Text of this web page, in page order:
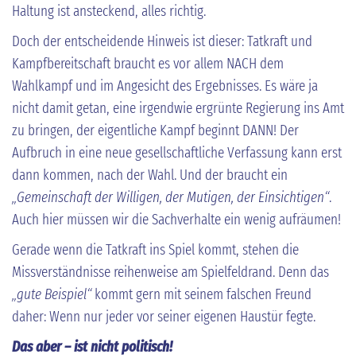
Haltung ist ansteckend, alles richtig.
Doch der entscheidende Hinweis ist dieser: Tatkraft und
Kampfbereitschaft braucht es vor allem NACH dem
Wahlkampf und im Angesicht des Ergebnisses. Es wäre ja
nicht damit getan, eine irgendwie ergrünte Regierung ins Amt
zu bringen, der eigentliche Kampf beginnt DANN! Der
Aufbruch in eine neue gesellschaftliche Verfassung kann erst
dann kommen, nach der Wahl. Und der braucht ein
„Gemeinschaft der Willigen, der Mutigen, der Einsichtigen“.
Auch hier müssen wir die Sachverhalte ein wenig aufräumen!
Gerade wenn die Tatkraft ins Spiel kommt, stehen die
Missverständnisse reihenweise am Spielfeldrand. Denn das
„gute Beispiel“kommt gern mit seinem falschen Freund
daher: Wenn nur jeder vor seiner eigenen Haustür fegte.
Das aber – ist nicht politisch!